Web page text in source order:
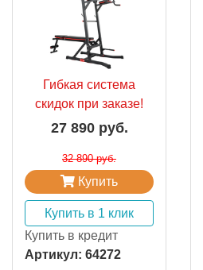
Гибкая система
скидок при заказе!
27 890 руб.
32 890 руб.
Купить
Купить в 1 клик
Купить в кредит
Артикул: 64272